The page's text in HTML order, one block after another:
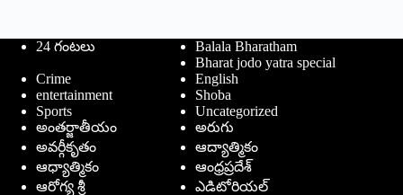
24 గంటలు
Balala Bharatham
Bharat jodo yatra special
Crime
English
entertainment
Shoba
Sports
Uncategorized
అంతర్జాతీయం
అరుగు
అవర్గీకృతం
ఆద్యాత్మికం
ఆధ్యాత్మికం
ఆంధ్రప్రదేశ్
ఆరోగ్య శ్రీ
ఎడిటోరియల్